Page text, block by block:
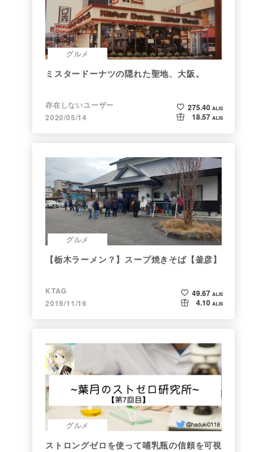
グルメ
ミスタードーナツの隠れた聖地、大阪。
存在しないユーザー
2020/05/14
275.40 ALIS
18.57 ALIS
グルメ
【栃木ラーメン？】スープ焼きそば【釜彦】
KTAG
2019/11/16
49.67 ALIS
4.10 ALIS
グルメ
ストロングゼロを使って哺乳瓶の信頼を可視